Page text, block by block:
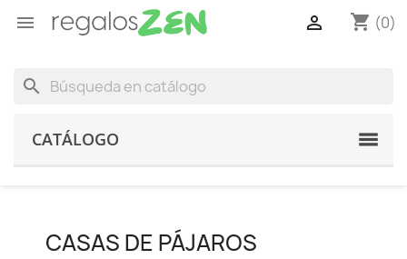
 shopping_cart (0)

search
CATÁLOGO
CASAS DE PÁJAROS